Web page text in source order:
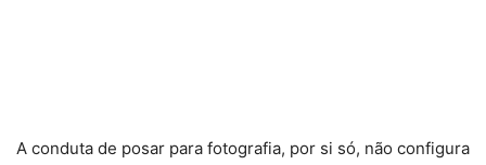
A conduta de posar para fotografia, por si só, não configura